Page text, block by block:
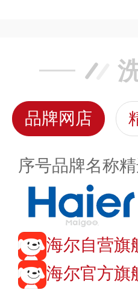
品牌网店
序号品牌名称
海尔自营旗
海尔官方旗